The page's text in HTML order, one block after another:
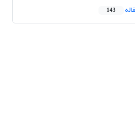
143